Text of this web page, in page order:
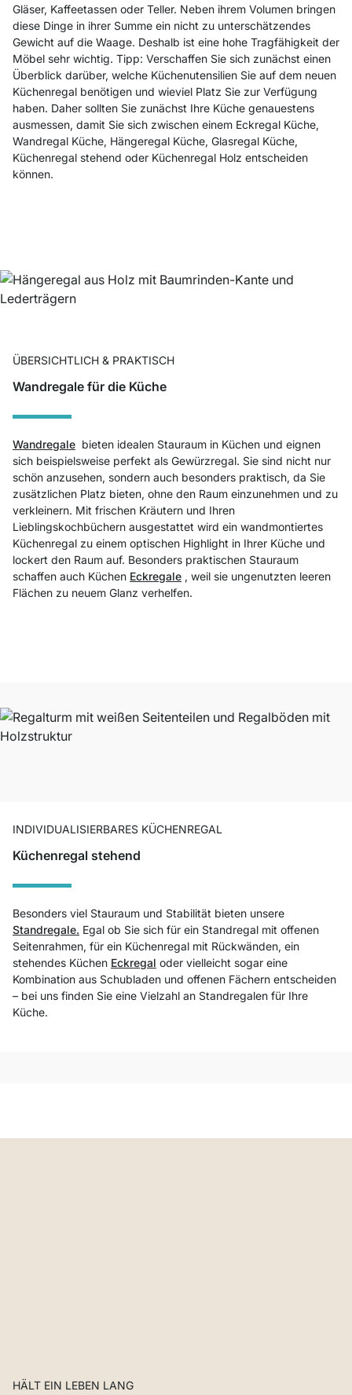
Gläser, Kaffeetassen oder Teller. Neben ihrem Volumen bringen
diese Dinge in ihrer Summe ein nicht zu unterschätzendes
Gewicht auf die Waage. Deshalb ist eine hohe Tragfähigkeit der
Möbel sehr wichtig. Tipp: Verschaffen Sie sich zunächst einen
Überblick darüber, welche Küchenutensilien Sie auf dem neuen
Küchenregal benötigen und wieviel Platz Sie zur Verfügung
haben. Daher sollten Sie zunächst Ihre Küche genauestens
ausmessen, damit Sie sich zwischen einem Eckregal Küche,
Wandregal Küche, Hängeregal Küche, Glasregal Küche,
Küchenregal stehend oder Küchenregal Holz entscheiden
können.
ÜBERSICHTLICH & PRAKTISCH
Wandregale für die Küche
Wandregale bieten idealen Stauraum in Küchen und eignen
sich beispielsweise perfekt als Gewürzregal. Sie sind nicht nur
schön anzusehen, sondern auch besonders praktisch, da Sie
zusätzlichen Platz bieten, ohne den Raum einzunehmen und zu
verkleinern. Mit frischen Kräutern und Ihren
Lieblingskochbüchern ausgestattet wird ein wandmontiertes
Küchenregal zu einem optischen Highlight in Ihrer Küche und
lockert den Raum auf. Besonders praktischen Stauraum
schaffen auch Küchen Eckregale , weil sie ungenutzten leeren
Flächen zu neuem Glanz verhelfen.
INDIVIDUALISIERBARES KÜCHENREGAL
Küchenregal stehend
Besonders viel Stauraum und Stabilität bieten unsere
Standregale. Egal ob Sie sich für ein Standregal mit offenen
Seitenrahmen, für ein Küchenregal mit Rückwänden, ein
stehendes Küchen Eckregal oder vielleicht sogar eine
Kombination aus Schubladen und offenen Fächern entscheiden
– bei uns finden Sie eine Vielzahl an Standregalen für Ihre
Küche.
HÄLT EIN LEBEN LANG